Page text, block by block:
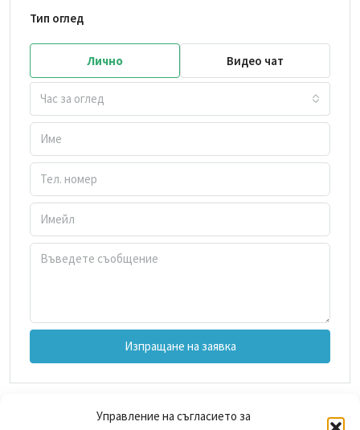
Управление на съгласието за
Тип оглед
Лично Видео чат
Час за оглед
Изпращане на заявка